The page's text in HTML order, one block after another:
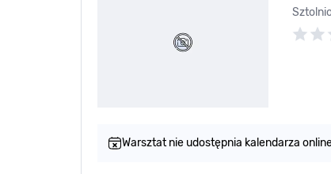
Warsztat nie udostępnia kalendarza